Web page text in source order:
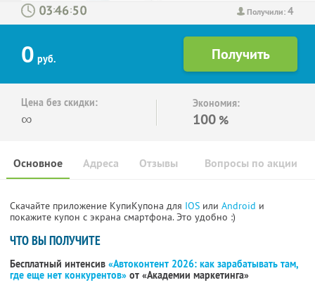
Получили:4
: :
0 руб.
Цена без скидки:
∞
Экономия:
100 %
Основное Отзывы Вопросы по акции
Адреса
Скачайте приложение КупиКупона для IOS или Android и
покажите купон с экрана смартфона. Это удобно :)
ЧТО ВЫ ПОЛУЧИТЕ
Бесплатный интенсив «Автоконтент 2026: как зарабатывать там,
где еще нет конкурентов» от «Академии маркетинга»